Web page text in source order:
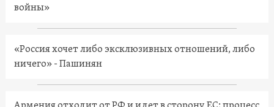
войны»
«Россия хочет либо эксклюзивных отношений, либо
ничего» - Пашинян